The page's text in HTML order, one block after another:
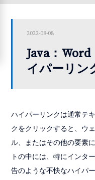
2022-08-08
Java：
イパーリン
ハイパーリンクは通常テ
クをクリックすると、ウ
ル、またはその他の要素
トの中には、特にインタ
告のような不快なハイパ